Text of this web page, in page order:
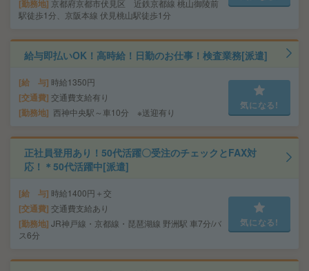
勤務地 京都府京都市伏見区 近鉄京都線 桃山御陵前
駅徒歩1分、京阪本線 伏見桃山駅徒歩1分
給与即払いOK！高時給！日勤のお仕事！検査業務[派遣]
給 与 時給1350円
交通費 交通費支給有り
勤務地 西神中央駅～車10分 ※送迎有り
気になる!
正社員登用あり！50代活躍〇受注のチェックとFAX対
応！＊50代活躍中[派遣]
給 与 時給1400円＋交
交通費 交通費支給あり
勤務地 JR神戸線・京都線・琵琶湖線 野洲駅 車7分/バ
ス6分
気になる!